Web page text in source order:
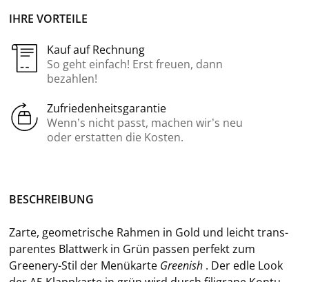
IHRE VORTEILE
Kauf auf Rechnung
So geht einfach! Erst freuen, dann
bezahlen!
Zufriedenheitsgarantie
Wenn’s nicht passt, machen wir’s neu
oder erstatten die Kosten.
BE­SCHREI­BUNG
Zarte, geo­me­tri­sche Rah­men in Gold und leicht trans­
pa­ren­tes Blatt­werk in Grün pas­sen per­fekt zum
Greenery-​Stil der Me­nü­kar­te Gree­nish . Der edle Look